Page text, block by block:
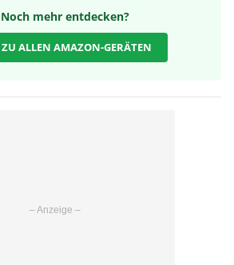
mehr entdecken?
ALLEN AMAZON-GERÄTEN